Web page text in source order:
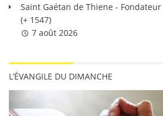
Saint Gaétan de Thiene -
(+ 1547)
7 août 2026
L’ÉVANGILE DU DIMANCHE